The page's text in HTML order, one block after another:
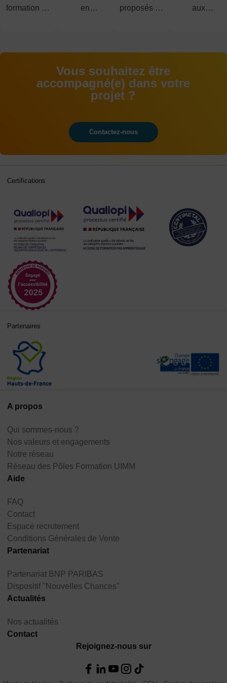
formation en
en
proposés du
aux
Vous souhaitez être
accompagné(e) dans votre
projet ?
Contactez-nous
A propos
Qui sommes-nous ?
Nos valeurs et engagements
Notre réseau
Réseau des Pôles Formation UIMM
Aide
FAQ
Contact
Espace recrutement
Conditions Générales de Vente
Partenariat
Partenariat BNP PARIBAS
Dispositif "Nouvelles Chances"
Actualités
Nos actualités
Contact
Rejoignez-nous sur
Certifications
Partenaires